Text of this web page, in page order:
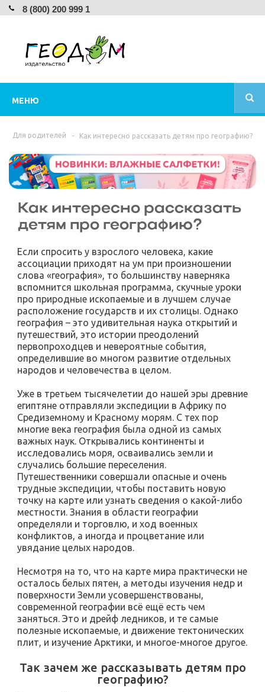
8 (800) 200 999 1
МЕНЮ
Для родителей - Как интересно рассказать детям про географию?
Как интересно рассказать
детям про географию?
Если спросить у взрослого человека, какие
ассоциации приходят на ум при произношении
слова «география», то большинству наверняка
вспомнится школьная программа, скучные уроки
про природные ископаемые и в лучшем случае
расположение государств и их столицы. Однако
география – это удивительная наука открытий и
путешествий, это истории преодолений
первопроходцев и невероятные события,
определившие во многом развитие отдельных
народов и человечества в целом.
Уже в третьем тысячелетии до нашей эры древние
египтяне отправляли экспедиции в Африку по
Средиземному и Красному морям. С тех пор
многие века география была одной из самых
важных наук. Открывались континенты и
исследовались моря, осваивались земли и
случались большие переселения.
Путешественники совершали опасные и очень
трудные экспедиции, чтобы поставить новую
точку на карте или узнать сведения о какой-либо
местности. Знания в области географии
определяли и торговлю, и ход военных
конфликтов, а иногда и процветание или
увядание целых народов.
Несмотря на то, что на карте мира практически не
осталось белых пятен, а методы изучения недр и
поверхности Земли усовершенствованы,
современной географии всё ещё есть чем
заняться. Это и дрейф ледников, и те самые
полезные ископаемые, и движение тектонических
плит, и изучение Арктики, и многое-многое другое.
Так зачем же рассказывать детям про
географию?